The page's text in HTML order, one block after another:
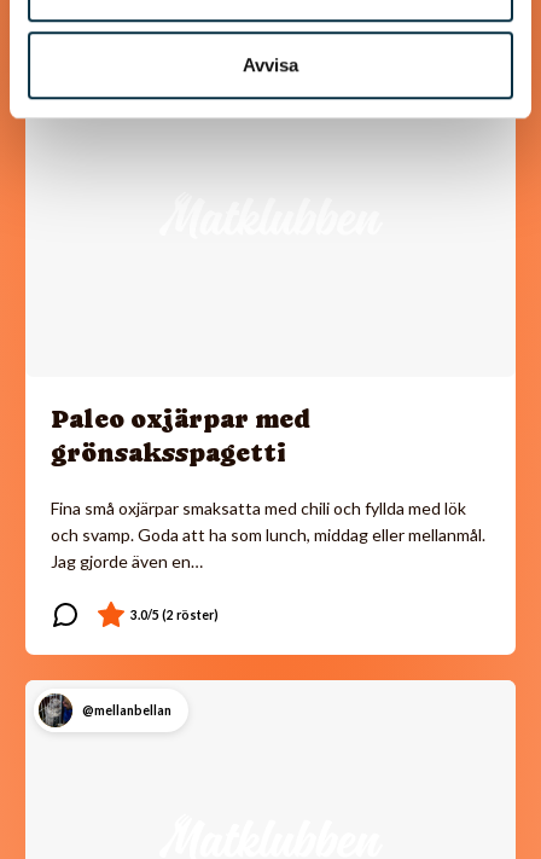
Avvisa
Paleo oxjärpar med
grönsaksspagetti
Fina små oxjärpar smaksatta med chili och fyllda med lök
och svamp. Goda att ha som lunch, middag eller mellanmål.
Jag gjorde även en…
@mellanbellan